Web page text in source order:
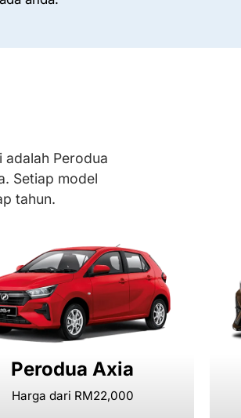
Perodua
Setiap model
tahun.
Perodua Axia
Harga dari RM22,000